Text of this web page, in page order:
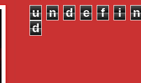
u n d e f i n
d